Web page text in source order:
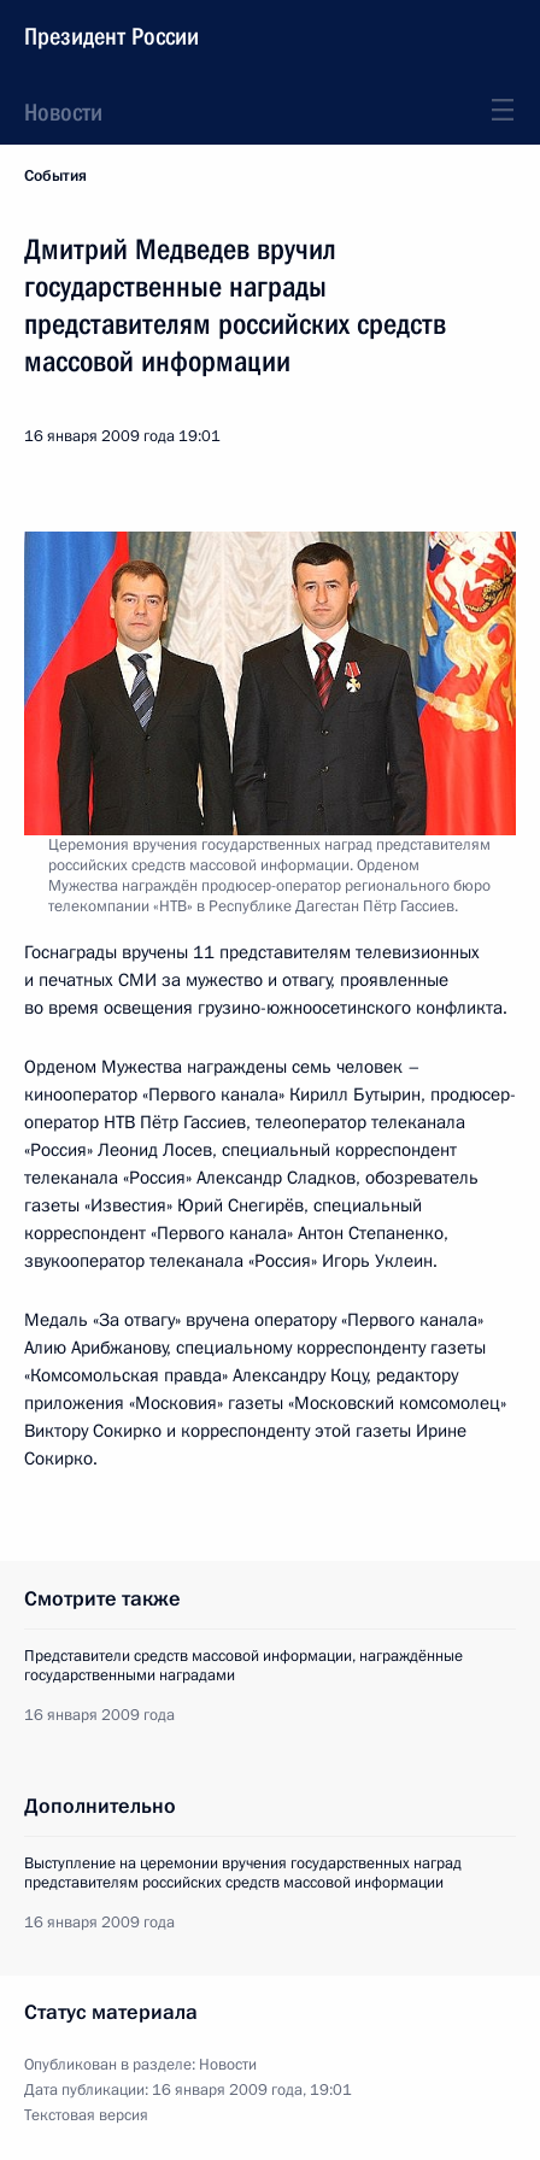
Президент России
Новости
События
Дмитрий Медведев вручил
государственные награды
представителям российских средств
массовой информации
16 января 2009 года 19:01
Церемония вручения государственных наград представителям
российских средств массовой информации. Орденом
Мужества награждён продюсер-оператор регионального бюро
телекомпании «НТВ» в Республике Дагестан Пётр Гассиев.
Госнаграды вручены 11 представителям телевизионных
и печатных СМИ за мужество и отвагу, проявленные
во время освещения грузино-южноосетинского конфликта.
Орденом Мужества награждены семь человек –
кинооператор «Первого канала» Кирилл Бутырин, продюсер-
оператор НТВ Пётр Гассиев, телеоператор телеканала
«Россия» Леонид Лосев, специальный корреспондент
телеканала «Россия» Александр Сладков, обозреватель
газеты «Известия» Юрий Снегирёв, специальный
корреспондент «Первого канала» Антон Степаненко,
звукооператор телеканала «Россия» Игорь Уклеин.
Медаль «За отвагу» вручена оператору «Первого канала»
Алию Арибжанову, специальному корреспонденту газеты
«Комсомольская правда» Александру Коцу, редактору
приложения «Московия» газеты «Московский комсомолец»
Виктору Сокирко и корреспонденту этой газеты Ирине
Сокирко.
Смотрите также
Представители средств массовой информации, награждённые
государственными наградами
16 января 2009 года
Дополнительно
Выступление на церемонии вручения государственных наград
представителям российских средств массовой информации
16 января 2009 года
Статус материала
Опубликован в разделе: Новости
Дата публикации: 16 января 2009 года, 19:01
Текстовая версия